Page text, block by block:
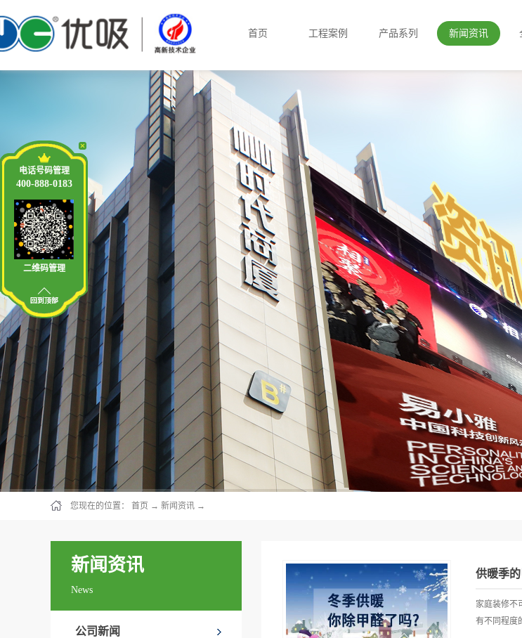
首页 工程案例 产品系列 新闻资讯
您现在的位置： 首页 → 新闻资讯 →
新闻资讯
News
公司新闻
供暖季
家庭装修不
有不同程度
电话号码管理
400-888-0183
二维码管理